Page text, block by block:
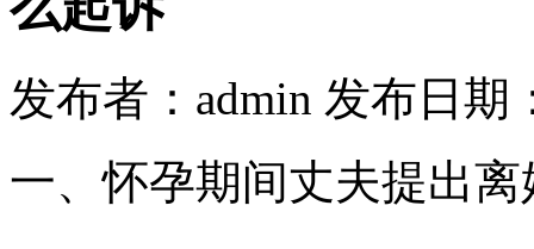
发布者：admin 发布日期
一、怀孕期间丈夫提出